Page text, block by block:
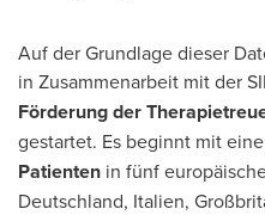
Auf der Grundlage dieser
in Zusammenarbeit mit der
Förderung der
gestartet. Es beginnt mit
Patienten in fünf
Deutschland, Italien,